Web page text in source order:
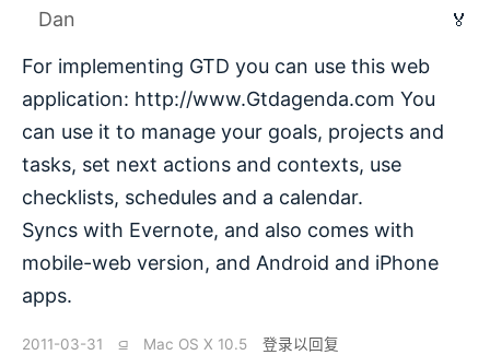
Dan 🏅
For implementing GTD you can use this web
application: http://www.Gtdagenda.com You
can use it to manage your goals, projects and
tasks, set next actions and contexts, use
checklists, schedules and a calendar.
Syncs with Evernote, and also comes with
mobile-web version, and Android and iPhone
apps.
2011-03-31 ⫑ Mac OS X 10.5 登录以回复